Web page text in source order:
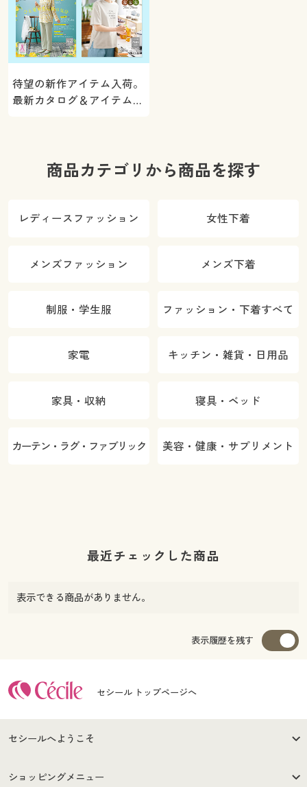
待望の新作アイテム入荷。
最新カタログ＆アイテムを
商品カテゴリから商品を探す
レディースファッション 女性下着
メンズファッション メンズ下着
制服・学生服 ファッション・下着すべて
家電 キッチン・雑貨・日用品
家具・収納 寝具・ベッド
カーテン・ラグ・ファブリック 美容・健康・サプリメント
最近チェックした商品
表示できる商品がありません。
表示履歴を残す
セシール トップページへ
セシールへようこそ
はじめての方へ
ショッピングメニュー